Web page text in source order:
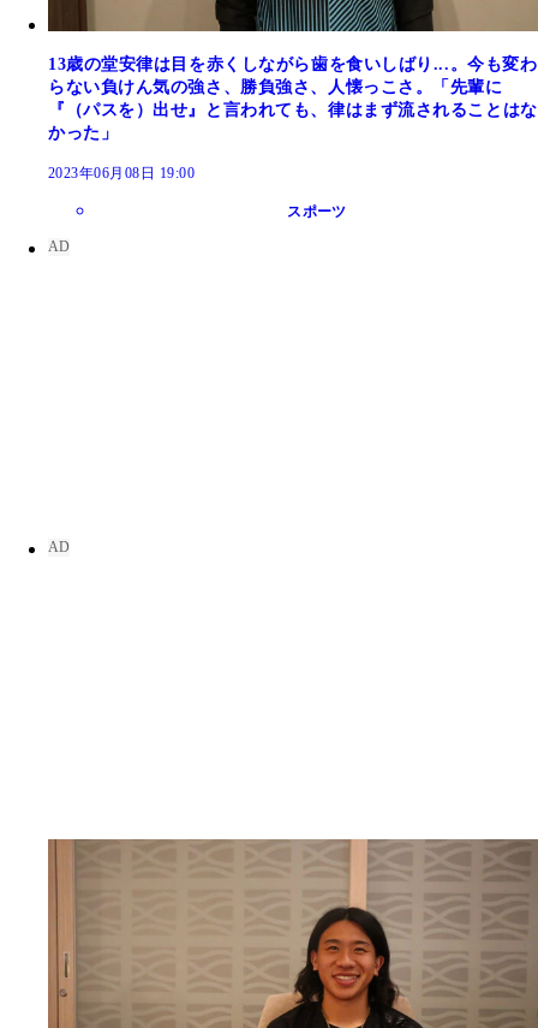
13歳の堂安律は目を赤くしながら歯を食いしばり...。今も変わ
らない負けん気の強さ、勝負強さ、人懐っこさ。「先輩に
『（パスを）出せ』と言われても、律はまず流されることはな
かった」
2023年06月08日 19:00
スポーツ